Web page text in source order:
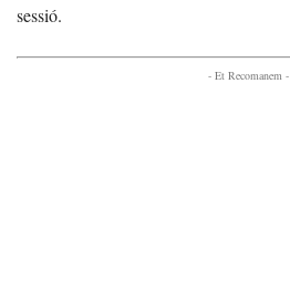
sessió.
- Et Recomanem -